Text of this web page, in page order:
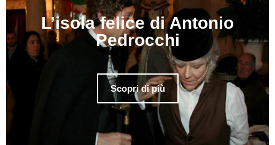
L’isola felice di Antonio
Pedrocchi
Scopri di più